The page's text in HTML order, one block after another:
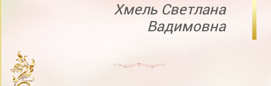
Хмель Светлана
Вадимовна